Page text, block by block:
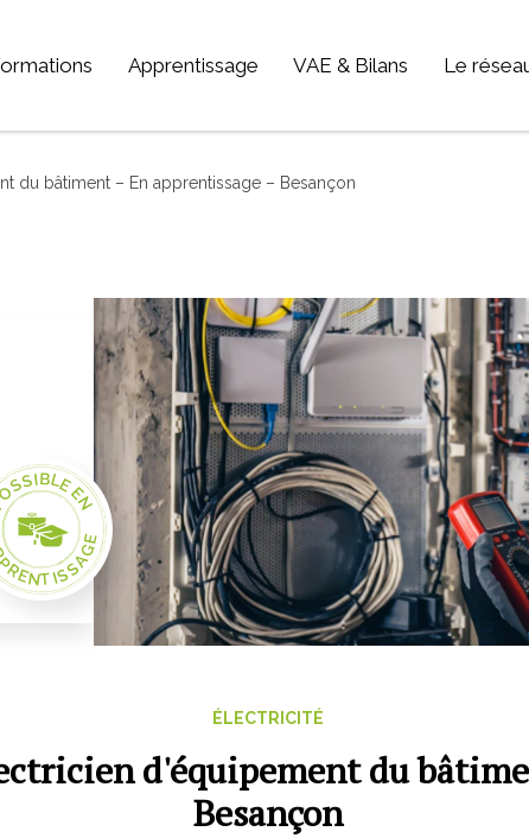
D'ACTIVITÉ
Electronique, informatique, télécomunication
Sciences humaines, langues, pédagogie, information communication
Sport, hôtellerie, restauration, tourisme
Vie et gestion des organisations
Transport – Logistique
Arts, spectacle, industries créatives
BTP - bâtiment travaux publics
Commerce, marketing, finance
GRETA-CFA de Besançon
GIP FTLV
Apprentissage VAE & Bilans Le
Qui
du bâtiment – En apprentissage – Besançon
EN
ÉLECTRICITÉ
d'équipement du
Besançon